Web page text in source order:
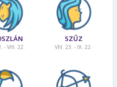
- VIII. 22.
SZŰZ
VIII. 23. - IX. 22.